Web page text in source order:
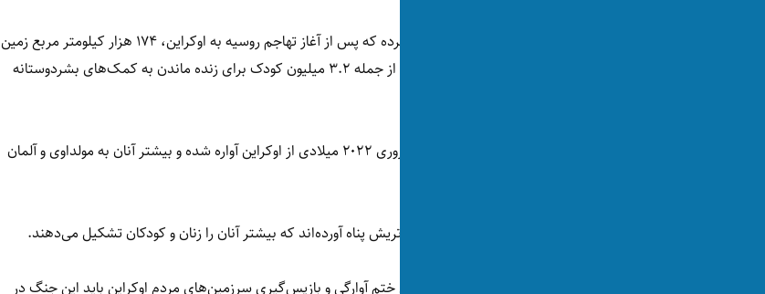
سازمان ملل متحد در یک گزارش آماری اعلام کرده که پس از آغاز تهاجم روسیه به اوکراین، ۱۷۴ هزار کیلومتر مربع زمین
اوکراین ماین فرش شده است ۱۴.۶ میلیون نفر از جمله ۳.۲ میلیون کودک برای زنده ماندن به کمک‌های بشردوستانه
حدود شش میلیون نفر از زمان آغاز جنگ در فبروری ۲۰۲۲ میلادی از اوکراین آواره شده و بیشتر آنان به مولداوی و آلمان
در همین حال، وزیر خارجه اتریش می‌گوید برای ختم آوارگی و بازپس‌گیری سرزمین‌های مردم اوکراین باید این جنگ در